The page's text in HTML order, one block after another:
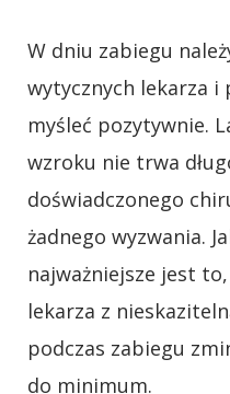
W dniu zabiegu
wytycznych lekarza i
myśleć pozytywnie.
wzroku nie trwa
doświadczonego
żadnego wyzwania.
najważniejsze jest
lekarza z
podczas zabiegu
do minimum.